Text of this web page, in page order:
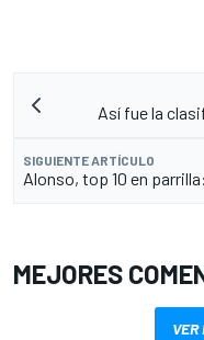
Así fue la
SIGUIENTE ARTÍCULO
Alonso, top 10 en
MEJORES
VER